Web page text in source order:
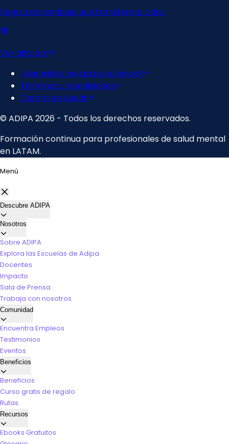
Menú
Descubre ADIPA
Nosotros
Sobre ADIPA
Explora las Escuelas de Adipa
Docentes
Impacto
Sala de Prensa
Trabaja con nosotros
Comunidad
Encuentra Empleos
Testimonios
Eventos
Beneficios
Beneficios
Curso gratis de regalo
Rutas
Recursos
Ebooks Gratuitos